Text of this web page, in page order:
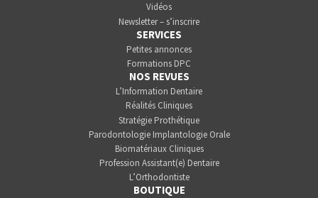
Vidéos
Newsletter – s’inscrire
SERVICES
Petites annonces
Formations DPC
NOS REVUES
L’Information Dentaire
Réalités Cliniques
Stratégie Prothétique
Parodontologie Implantologie Orale
Biomatériaux Cliniques
Profession Assistant(e) Dentaire
L’Orthodontiste
BOUTIQUE